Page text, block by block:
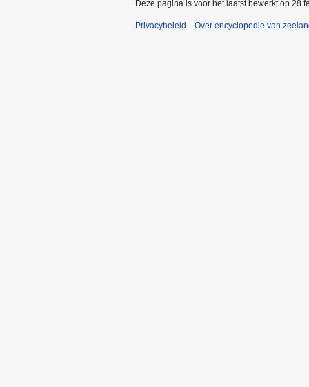
Deze pagina is voor het laatst bewerkt op 28
Privacybeleid Over encyclopedie van